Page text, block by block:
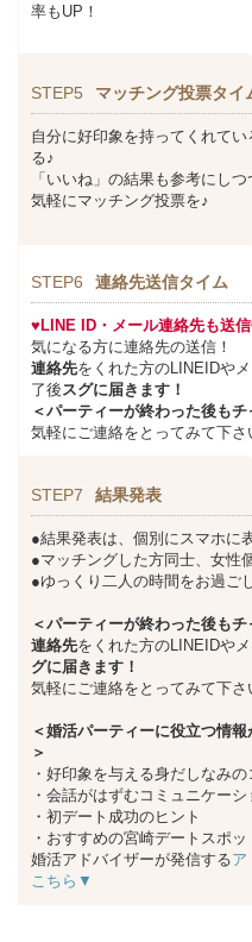
率もUP！
STEP5 マッチング投票タイ
自分に好印象を持ってくれて
る♪
「いいね」の結果も参考にしつ
気軽にマッチング投票を♪
STEP6 連絡先送信タイム
♥LINE ID・メール連絡先も送
気になる方に連絡先の送信！
連絡先をくれた方のLINEIDや
了後 スグに届きます！
＜パーティーが終わった後もチ
気軽にご連絡をとってみて下さ
STEP7 結果発表
●結果発表は、個別にスマホに
●マッチングした方同士、女性
●ゆっくり二人の時間をお過ご
＜パーティーが終わった後もチ
連絡先をくれた方のLINEIDや
グに届きます！
気軽にご連絡をとってみて下さ
＜婚活パーティーに役立つ情報
＞
・好印象を与える身だしなみの
・会話がはずむコミュニケーシ
・初デート成功のヒント
・おすすめの宮崎デートスポッ
婚活アドバイザーが発信するア
こちら▼